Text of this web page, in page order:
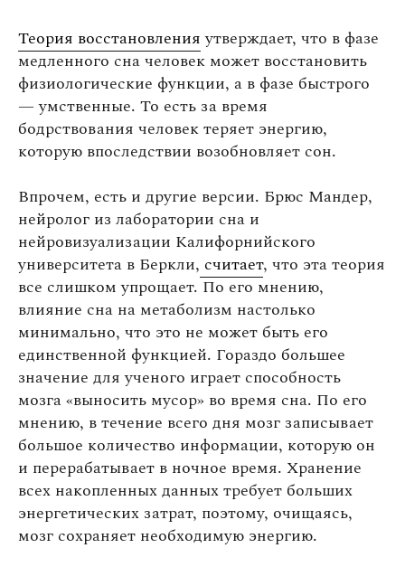
Теория восстановленияутверждает, что в фазе
медленного сна человек может восстановить
физиологические функции, а в фазе быстрого
— умственные. То есть за время
бодрствования человек теряет энергию,
которую впоследствии возобновляет сон.
Впрочем, есть и другие версии. Брюс Мандер,
нейролог из лаборатории сна и
нейровизуализации Калифорнийского
университета в Беркли, считает, что эта теория
все слишком упрощает. По его мнению,
влияние сна на метаболизм настолько
минимально, что это не может быть его
единственной функцией. Гораздо большее
значение для ученого играет способность
мозга «выносить мусор» во время сна. По его
мнению, в течение всего дня мозг записывает
большое количество информации, которую он
и перерабатывает в ночное время. Хранение
всех накопленных данных требует больших
энергетических затрат, поэтому, очищаясь,
мозг сохраняет необходимую энергию.